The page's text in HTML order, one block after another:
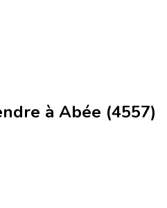
à Abée (4557)